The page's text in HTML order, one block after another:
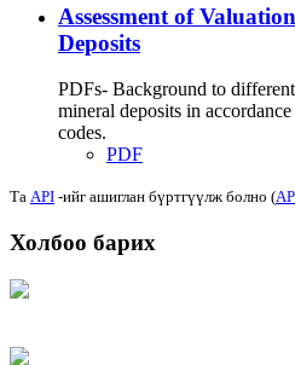
Assessment of
Deposits
PDFs- Background to
mineral deposits in
codes.
PDF
Та API -ийг ашиглан бүртгүүлж болно (
Холбоо барих